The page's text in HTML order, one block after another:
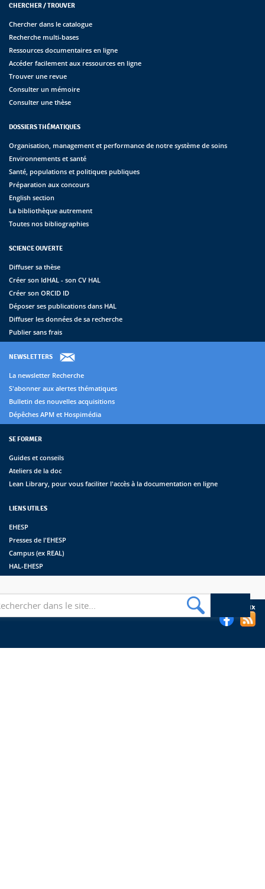
CHERCHER / TROUVER
Chercher dans le catalogue
Recherche multi-bases
Ressources documentaires en ligne
Accéder facilement aux ressources en ligne
Trouver une revue
Consulter un mémoire
Consulter une thèse
DOSSIERS THÉMATIQUES
Organisation, management et performance de notre système de soins
Environnements et santé
Santé, populations et politiques publiques
Préparation aux concours
English section
La bibliothèque autrement
Toutes nos bibliographies
SCIENCE OUVERTE
Diffuser sa thèse
Créer son IdHAL - son CV HAL
Créer son ORCID ID
Déposer ses publications dans HAL
Diffuser les données de sa recherche
Publier sans frais
NEWSLETTERS
La newsletter Recherche
S'abonner aux alertes thématiques
Bulletin des nouvelles acquisitions
Dépêches APM et Hospimédia
SE FORMER
Guides et conseils
Ateliers de la doc
Lean Library, pour vous faciliter l'accès à la documentation en ligne
LIENS UTILES
EHESP
Presses de l'EHESP
Campus (ex REAL)
HAL-EHESP
Suivez les bibliothèques de l'EHESP sur les réseaux sociaux